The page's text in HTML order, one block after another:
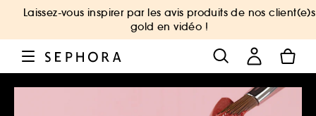
Laissez-vous inspirer par les avis produits de nos client(e)s
gold en vidéo !